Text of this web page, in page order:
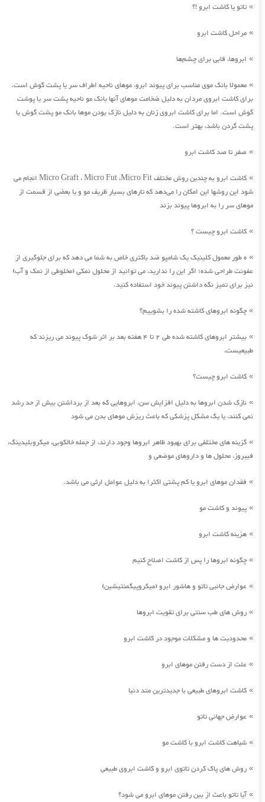
» تاتو یا کاشت ابرو !؟
» مراحل کاشت ابرو
» ابروها، قابی برای چشم‌ها
» معمولا بانک موی مناسب برای پیوند ابرو، موهای ناحیه اطراف سر یا پشت گوش است.
برای کاشت ابروی مردان به دلیل ضخامت موهای آنها بانک مو ناحیه پشت سر یا پوشت
گوش است. اما برای کاشت ابروی زنان به دلیل نازک بودن موها بانک مو پشت گوش یا
پشت گردن باشد، بهتر است.
» صفر تا صد کاشت ابرو
»
کاشت ابرو به چندین روش مختلف Micro Graft ، Micro Fut ،Micro Fit انجام می
شود این روشها این امکان را می‌دهد که تارهای بسیار ظریف مو و یا بعضی از قسمت از
موهای سر را به ابروها پیوند بزند
» کاشت ابرو چیست ؟
» ه طور معمول کلینیک یک شامپو ضد باکتری خاص به شما می دهد که برای جلوگیری از
عفونت طراحی شده؛ اگر این را ندارید، می توانید از محلول نمکی (مخلوطی از نمک و آب)
نیز برای تمیز نگه داشتن پیوند خود استفاده کنید.
» چگونه ابروهای کاشته شده را بشوییم؟
»
بیشتر ابروهای کاشته شده طی 2 تا 4 هفته بعد بر اثر شوک پیوند می ریزند که
طبیعیست،
» کاشت ابرو چیست؟
» نازک شدن ابروها به دلیل افزایش سن، ابروهایی که بعد از برداشتن بیش از حد رشد
نمی کنند، یا یک مشکل پزشکی که باعث ریزش موهای بدن می شود
» گزینه های مختلفی برای بهبود ظاهر ابروها وجود دارند، از جمله خالکوبی، میکروبلیدینگ،
فیبروز، محلول ها و داروهای موضعی و
» فقدان موهای ابرو یا کم پشتی اکثرا به دلیل عوامل ارثی می باشد.
» پیوند و کاشت مو
» هزینه کاشت ابرو
» چگونه ابروها را پس از کاشت اصلاح کنیم
» عوارض جانبی تاتو و هاشور ابرو (میکروپیگمنتیشین)
» روش های طب سنتی برای تقویت ابروها
» محدودیت ها و مشکلات موجود در کاشت ابرو
» علت از دست رفتن موهای ابرو
» کاشت ابروهای طبیعی با جدیدترین متد دنیا
» عوارض جهانی تاتو
» شباهت کاشت ابرو با کاشت مو
» روش های پاک کردن تاتوی ابرو و کاشت ابروی طبیعی
»آیا تاتو باعث از بین رفتن موهای ابرو می شود؟